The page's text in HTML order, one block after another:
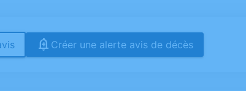
Créer une alerte avis de décès